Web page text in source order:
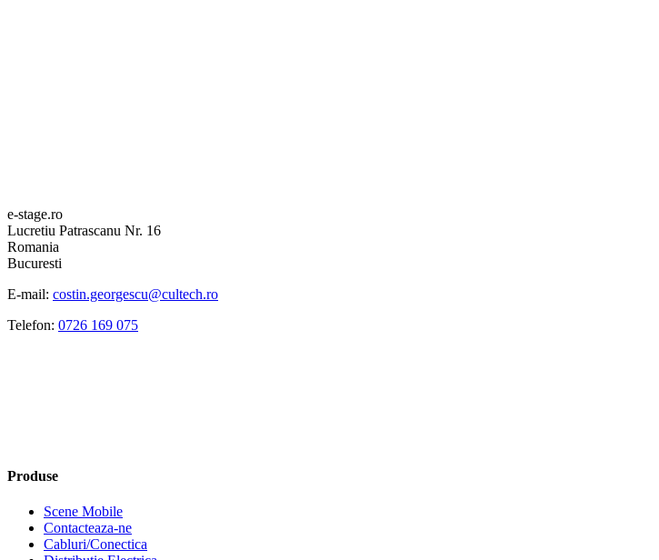
e-stage.ro
Lucretiu Patrascanu Nr. 16
Romania
Bucuresti
E-mail: costin.georgescu@cultech.ro
Telefon: 0726 169 075
Produse
Scene Mobile
Contacteaza-ne
Cabluri/Conectica